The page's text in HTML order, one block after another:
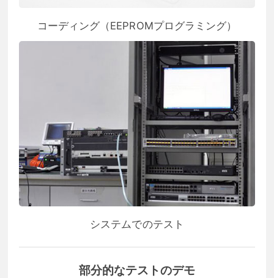
コーディング（EEPROMプログラミング）
システムでのテスト
部分的なテストのデモ